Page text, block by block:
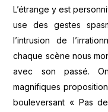
L’étrange y est
use des gestes
l’intrusion de
chaque scène nous
avec son passé.
magnifiques
bouleversant « Pas